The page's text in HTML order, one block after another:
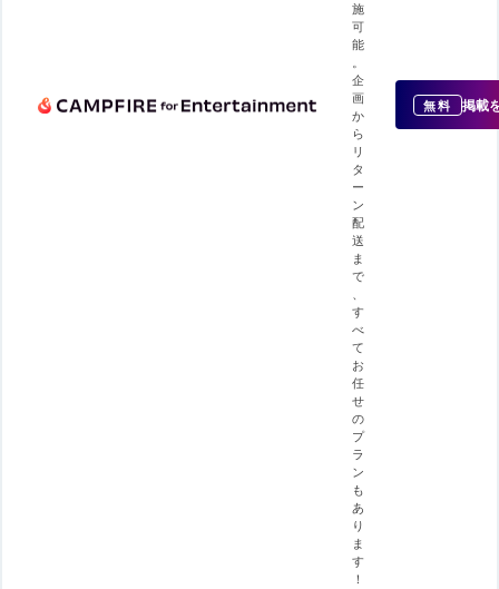
施
可
能
。
企
画
か
ら
リ
タ
ー
ン
配
送
ま
で
、
す
べ
て
お
任
せ
の
プ
ラ
ン
も
あ
り
ま
す
！
無料 掲載